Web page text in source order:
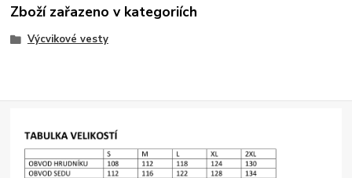
Zboží zařazeno v kategoriích
Výcvikové vesty